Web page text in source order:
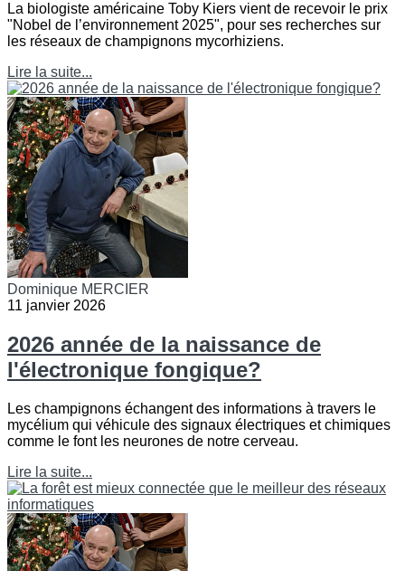
La biologiste américaine Toby Kiers vient de recevoir le prix
"Nobel de l’environnement 2025", pour ses recherches sur
les réseaux de champignons mycorhiziens.
Lire la suite...
Dominique MERCIER
11 janvier 2026
2026 année de la naissance de
l'électronique fongique?
Les champignons échangent des informations à travers le
mycélium qui véhicule des signaux électriques et chimiques
comme le font les neurones de notre cerveau.
Lire la suite...